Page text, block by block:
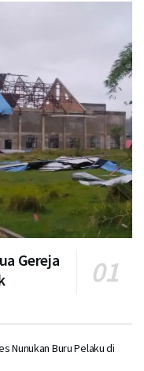
Gereja
Nunukan Buru Pelaku di